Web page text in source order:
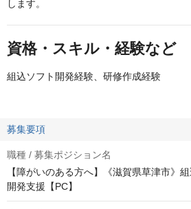
します。
資格・スキル・経験など
組込ソフト開発経験、研修作成経験
募集要項
職種 / 募集ポジション名
【障がいのある方へ】《滋賀県草津市》
開発支援【PC】